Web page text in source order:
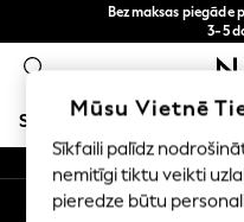
Bezmaksas piegāde
3-5
SKOLAS APĢĒRBS
SCHOOLWEAR
All Boys
An error occurred on client
Mūsu
Mans konts
Mūsu Vietnē
Sīkfaili palīdz
nemitīgi tiktu veikti
pieredze būtu